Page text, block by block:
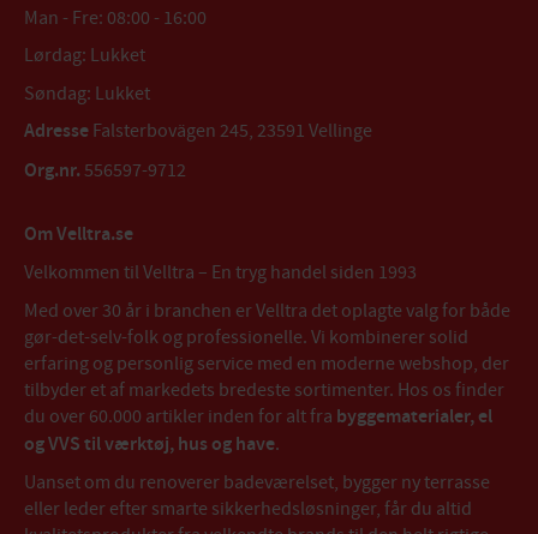
Man - Fre: 08:00 - 16:00
Lørdag: Lukket
Søndag: Lukket
Adresse Falsterbovägen 245, 23591 Vellinge
Org.nr. 556597-9712
Om Velltra.se
Velkommen til Velltra – En tryg handel siden 1993
Med over 30 år i branchen er Velltra det oplagte valg for både
gør-det-selv-folk og professionelle. Vi kombinerer solid
erfaring og personlig service med en moderne webshop, der
tilbyder et af markedets bredeste sortimenter. Hos os finder
du over 60.000 artikler inden for alt fra byggematerialer, el
og VVS til værktøj, hus og have.
Uanset om du renoverer badeværelset, bygger ny terrasse
eller leder efter smarte sikkerhedsløsninger, får du altid